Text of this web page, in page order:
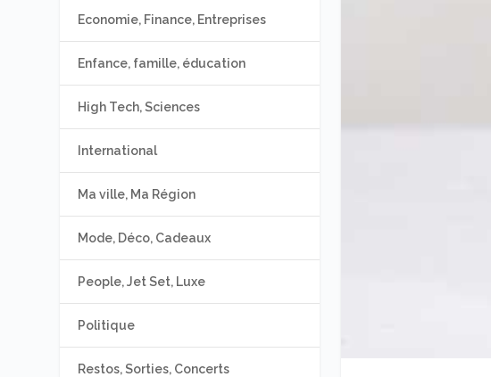
Economie, Finance, Entreprises
Enfance, famille, éducation
High Tech, Sciences
International
Ma ville, Ma Région
Mode, Déco, Cadeaux
People, Jet Set, Luxe
Politique
Restos, Sorties, Concerts